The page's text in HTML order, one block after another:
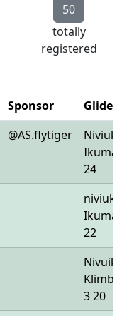
50
totally
registered
Sponsor
Glider
@AS.flytiger
Niviuk
Ikuma
24
niviuk
Ikuma
22
Nivuik
3 20